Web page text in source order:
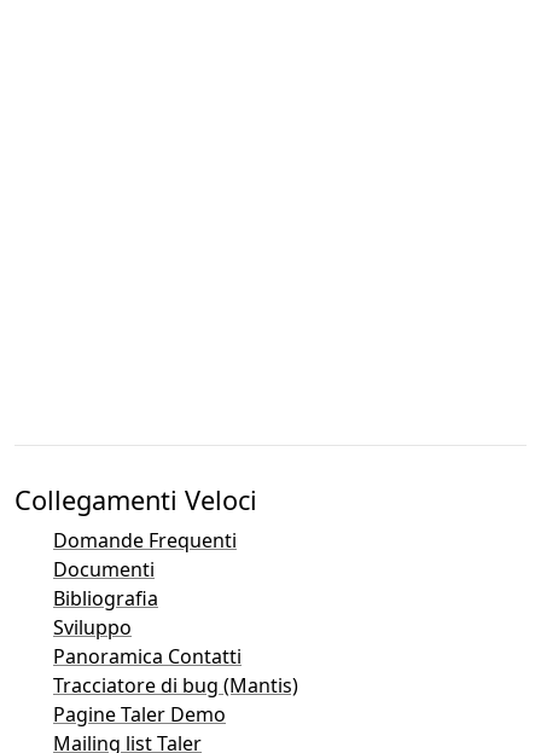
Collegamenti Veloci
Domande Frequenti
Documenti
Bibliografia
Sviluppo
Panoramica Contatti
Tracciatore di bug (Mantis)
Pagine Taler Demo
Mailing list Taler